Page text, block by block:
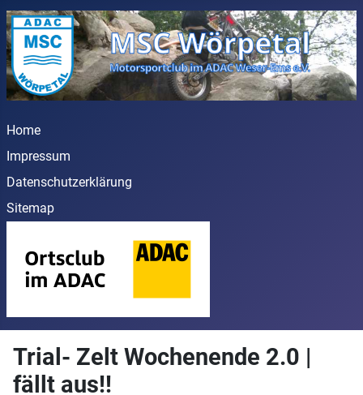
Home
Impressum
Datenschutzerklärung
Sitemap
Trial- Zelt Wochenende 2.0 |
fällt aus!!